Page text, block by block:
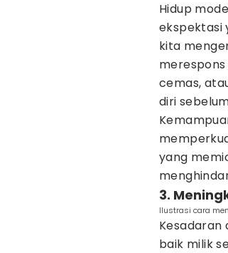
Hidup
ekspektasi
kita
cemas,
diri
yang
3.
Ilustrasi cara
baik milik